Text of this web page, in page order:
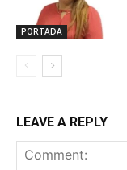
PORTADA
LEAVE A REPLY